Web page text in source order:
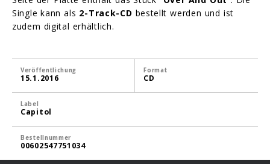
Single kann als 2-Track-CD bestellt werden und ist
zudem digital erhältlich.
Veröffentlichung
15.1.2016
Format
CD
Label
Capitol
Bestellnummer
00602547751034